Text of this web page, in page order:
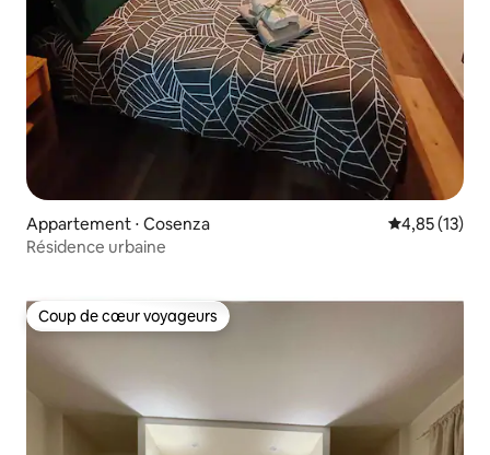
Appartement ⋅ Cosenza Évaluation
4,85 (13)
Résidence urbaine
Coup de cœur voyageurs
Coup de cœur voyageurs